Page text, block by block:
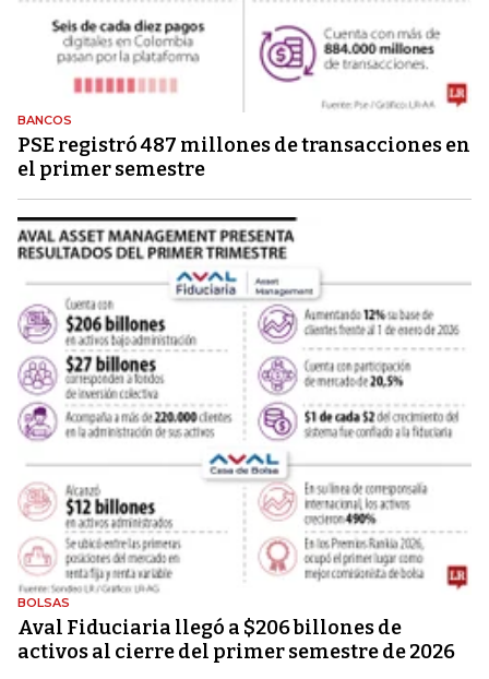
BANCOS
PSE registró 487 millones de transacciones en
el primer semestre
BOLSAS
Aval Fiduciaria llegó a $206 billones de
activos al cierre del primer semestre de 2026